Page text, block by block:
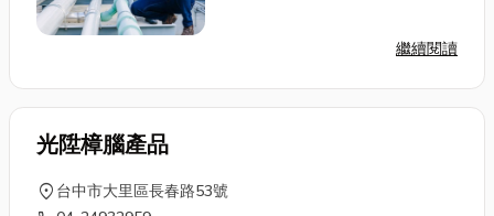
「定期清洗」的重要性， 而水刀
繼續閱讀
光陞樟腦產品
location_on 台中市大里區長春路53號